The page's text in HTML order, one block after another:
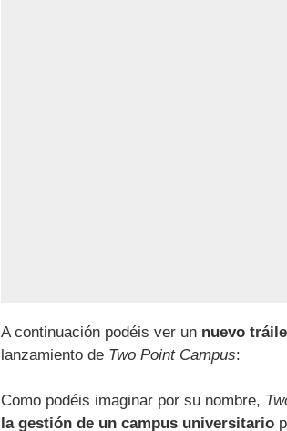
A continuación podéis ver un nuevo
lanzamiento de Two Point Campus:
Como podéis imaginar por su nombre,
la gestión de un campus universitario